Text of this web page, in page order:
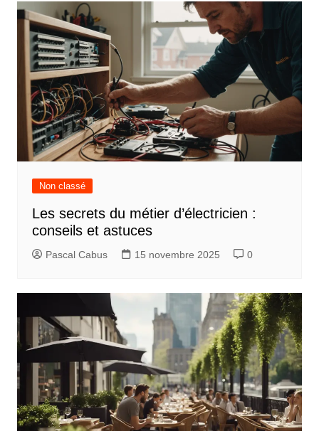
Non classé
Les secrets du métier d’électricien :
conseils et astuces
Pascal Cabus 15 novembre 2025 0